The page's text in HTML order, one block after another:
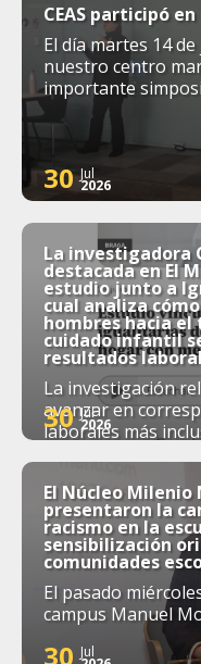
CEAS participó
El día martes 14
nuestro centro
importante
30 Jul
2026
La investigadora
destacada en El
estudio junto a
cual analiza
hombres hacia
cuidado infantil
resultados
La investigación
avanzar en
laborales más
30 Jul
2026
El Núcleo Milenio
presentaron la
racismo en la
sensibilización
comunidades
El pasado
campus Manuel
30 Jul